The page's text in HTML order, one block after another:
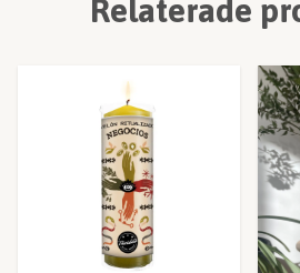
Relaterade